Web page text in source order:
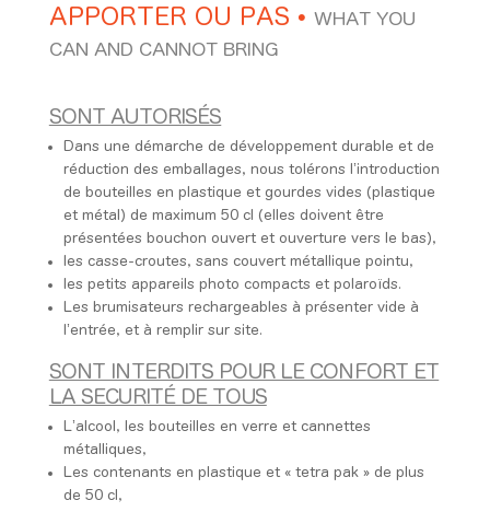
APPORTER OU PAS • WHAT YOU
CAN AND CANNOT BRING
SONT AUTORISÉS
Dans une démarche de développement durable et de
réduction des emballages, nous tolérons l’introduction
de bouteilles en plastique et gourdes vides (plastique
et métal) de maximum 50 cl (elles doivent être
présentées bouchon ouvert et ouverture vers le bas),
les casse-croutes, sans couvert métallique pointu,
les petits appareils photo compacts et polaroïds.
Les brumisateurs rechargeables à présenter vide à
l’entrée, et à remplir sur site.
SONT INTERDITS POUR LE CONFORT ET
LA SECURITÉ DE TOUS
L’alcool, les bouteilles en verre et cannettes
métalliques,
Les contenants en plastique et « tetra pak » de plus
de 50 cl,